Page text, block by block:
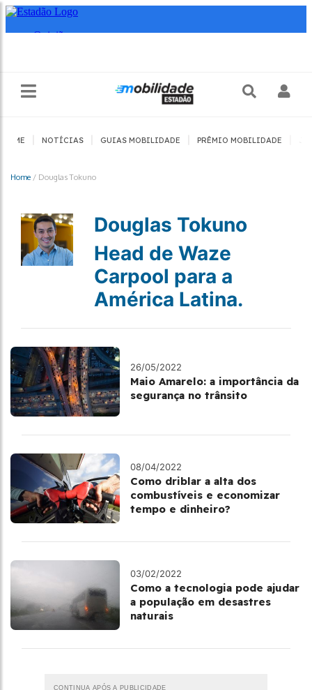
HOME NOTÍCIAS GUIAS MOBILIDADE PRÊMIO MOBILIDADE
Home / Douglas Tokuno
Douglas Tokuno
Head de Waze
Carpool para a
América Latina.
26/05/2022
Maio Amarelo: a importância da
segurança no trânsito
08/04/2022
Como driblar a alta dos
combustíveis e economizar
tempo e dinheiro?
03/02/2022
Como a tecnologia pode ajudar
a população em desastres
naturais
CONTINUA APÓS A PUBLICIDADE